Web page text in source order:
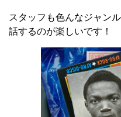
スタッフも色んなジャン
話するのが楽しいです！